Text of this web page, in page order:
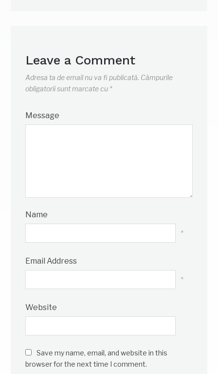
Leave a Comment
Adresa ta de email nu va fi publicată. Câmpurile
obligatorii sunt marcate cu *
Message
Name
*
Email Address
*
Website
Save my name, email, and website in this
browser for the next time I comment.